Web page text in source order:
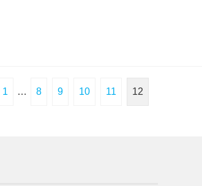
1 … 8 9 10 11 12